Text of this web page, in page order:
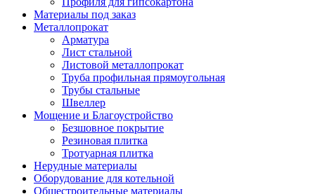
Материалы под заказ
Металлопрокат
Арматура
Лист стальной
Листовой металлопрокат
Труба профильная прямоугольная
Трубы стальные
Швеллер
Мощение и Благоустройство
Безшовное покрытие
Резиновая плитка
Тротуарная плитка
Нерудные материалы
Оборудование для котельной
Общестроительные материалы